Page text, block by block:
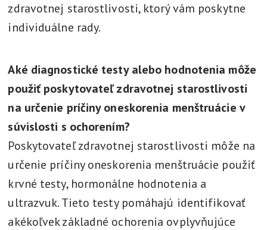
zdravotnej starostlivosti, ktorý vám poskytne
individuálne rady.
Aké diagnostické testy alebo hodnotenia môže
použiť poskytovateľ zdravotnej starostlivosti
na určenie príčiny oneskorenia menštruácie v
súvislosti s ochorením?
Poskytovateľ zdravotnej starostlivosti môže na
určenie príčiny oneskorenia menštruácie použiť
krvné testy, hormonálne hodnotenia a
ultrazvuk. Tieto testy pomáhajú identifikovať
akékoľvek základné ochorenia ovplyvňujúce